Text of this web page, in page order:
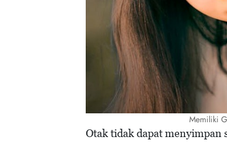
Memiliki
Otak tidak dapat menyimpan